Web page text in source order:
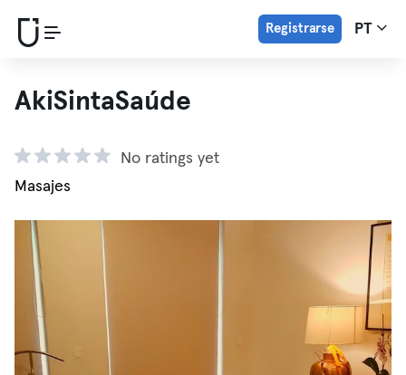
Registrarse PT
AkiSintaSaúde
No ratings yet
Masajes